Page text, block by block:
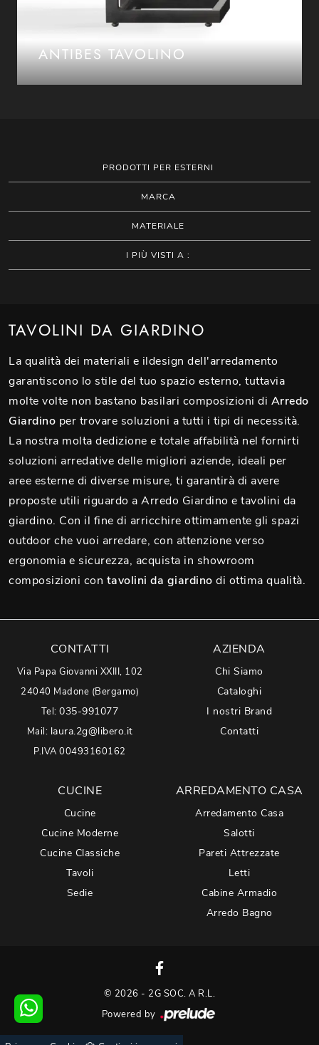
ANTIBES TAVOLINO
PRODOTTI PER ESTERNI
MARCA
MATERIALE
I PIÙ VISTI A :
TAVOLINI DA GIARDINO
La qualità dei materiali e ildesign dell'arredamento
garantiscono lo stile del tuo spazio esterno, tuttavia
molte volte non bastano basilari composizioni di Arredo
Giardino per trovare soluzioni a tutti i tipi di necessità.
La nostra molta dedizione e totale affabilità nel fornirti
soluzioni arredative delle migliori aziende, ideali per
aree esterne di diverse misure, ti garantirà di avere
proposte utili riguardo a Arredo Giardino e tavolini da
giardino. Con il fine di arricchire ottimamente gli spazi
outdoor che vuoi arredare, con attenzione verso
ergonomia e sicurezza, acquista in showroom
composizioni con tavolini da giardino di ottima qualità.
CONTATTI
Via Papa Giovanni XXIII, 102
24040 Madone (Bergamo)
Tel:035-991077
Mail: laura.2g@libero.it
P.IVA 00493160162
AZIENDA
Chi Siamo
Cataloghi
I nostri Brand
Contatti
CUCINE
Cucine
Cucine Moderne
Cucine Classiche
Tavoli
Sedie
ARREDAMENTO CASA
Arredamento Casa
Salotti
Pareti Attrezzate
Letti
Cabine Armadio
Arredo Bagno
© 2026 - 2G SOC. A R.L.
Powered by